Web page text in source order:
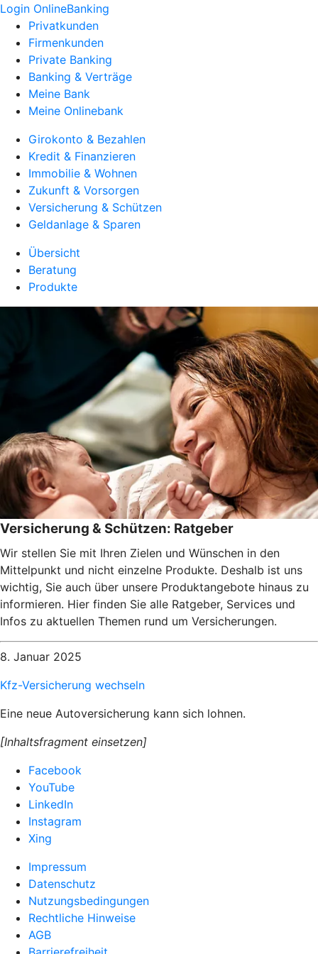
Login OnlineBanking
Privatkunden
Firmenkunden
Private Banking
Banking & Verträge
Meine Bank
Meine Onlinebank
Girokonto & Bezahlen
Kredit & Finanzieren
Immobilie & Wohnen
Zukunft & Vorsorgen
Versicherung & Schützen
Geldanlage & Sparen
Übersicht
Beratung
Produkte
Versicherung & Schützen: Ratgeber
Wir stellen Sie mit Ihren Zielen und Wünschen in den
Mittelpunkt und nicht einzelne Produkte. Deshalb ist uns
wichtig, Sie auch über unsere Produktangebote hinaus zu
informieren. Hier finden Sie alle Ratgeber, Services und
Infos zu aktuellen Themen rund um Versicherungen.
8. Januar 2025
Kfz-Versicherung wechseln
Eine neue Autoversicherung kann sich lohnen.
[Inhaltsfragment einsetzen]
Facebook
YouTube
LinkedIn
Instagram
Xing
Impressum
Datenschutz
Nutzungsbedingungen
Rechtliche Hinweise
AGB